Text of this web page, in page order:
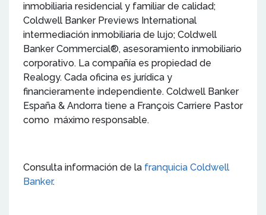
inmobiliaria residencial y familiar de calidad;
Coldwell Banker Previews International
intermediación inmobiliaria de lujo; Coldwell
Banker Commercial®, asesoramiento inmobiliario
corporativo. La compañía es propiedad de
Realogy. Cada oficina es jurídica y
financieramente independiente. Coldwell Banker
España & Andorra tiene a François Carriere Pastor
como máximo responsable.
Consulta información de la franquicia Coldwell
Banker.